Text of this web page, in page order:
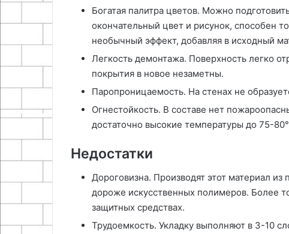
Богатая палитра цветов. Можно
окончательный цвет и рисунок, способен
необычный эффект, добавляя в исходный
Легкость демонтажа. Поверхность легко
покрытия в новое незаметны.
Паропроницаемость. На стенах не
Огнестойкость. В составе нет
достаточно высокие температуры до 75-
Недостатки
Дороговизна. Производят этот материал
дороже искусственных полимеров. Более
защитных средствах.
Трудоемкость. Укладку выполняют в 3-10